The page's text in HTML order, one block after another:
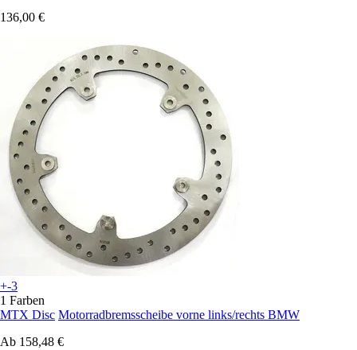
136,00 €
+-3
1 Farben
MTX Disc Motorradbremsscheibe vorne links/rechts BMW
Ab 158,48 €